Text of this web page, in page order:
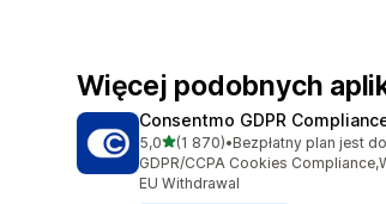
Więcej podobnych
Consentmo GDPR
5,0na 5 gwiazdek
(1 870)
Łączna liczba recenzji: 1870
•Bezpłatny plan jest
GDPR/CCPA Cookies
EU Withdrawal